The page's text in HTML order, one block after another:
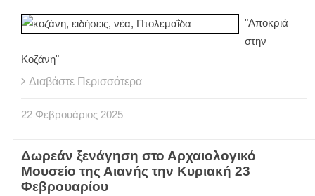
"Αποκριά
στην
Κοζάνη"
Διαβάστε Περισσότερα
22 Φεβρουάριος 2025
Δωρεάν ξενάγηση στο Αρχαιολογικό
Μουσείο της Αιανής την Κυριακή 23
Φεβρουαρίου